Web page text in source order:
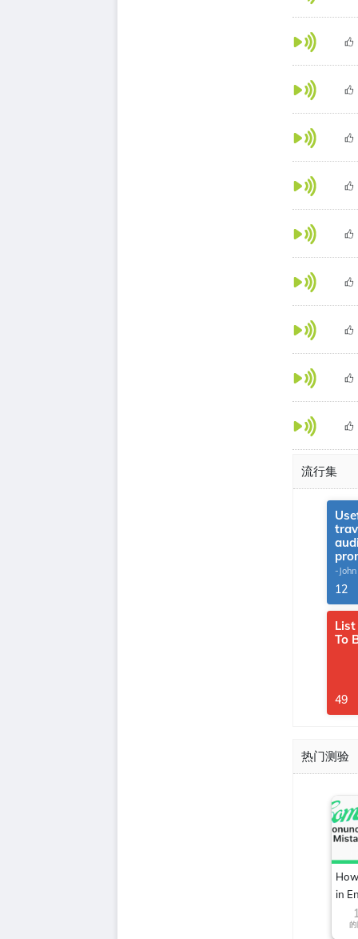
流行集
-
12
To
49
热门测验
in
的